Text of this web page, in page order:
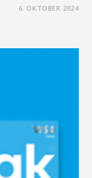
6. OKTOBER 2024